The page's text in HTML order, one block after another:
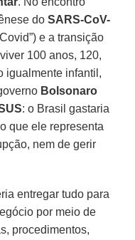
doSARS-CoV-
e a transição
100 anos, 120,
igualmente infantil,
Bolsonaro
: o Brasil gastaria
que ele representa
nem de gerir
entregar tudo para
por meio de
procedimentos,